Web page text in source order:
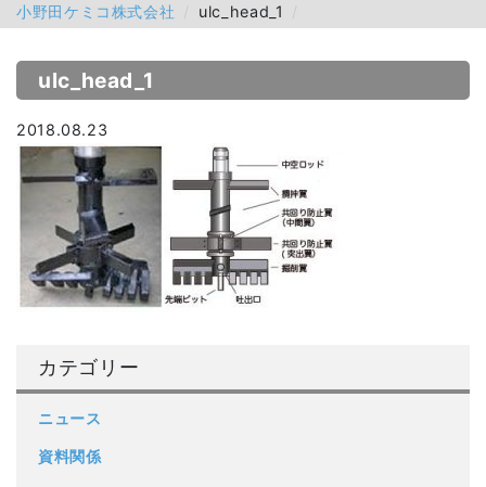
小野田ケミコ株式会社 ulc_head_1
ulc_head_1
2018.08.23
カテゴリー
ニュース
資料関係